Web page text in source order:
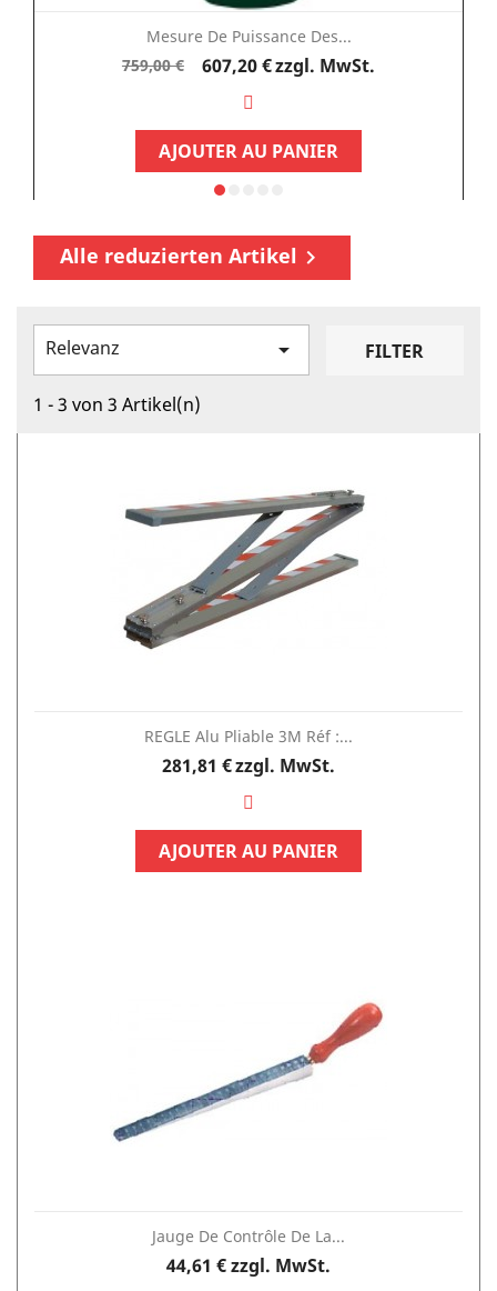
Mesure De Puissance Des...
Verkaufspreis
759,00 € Preis
607,20 €zzgl. MwSt.
AJOUTER AU PANIER
Alle reduzierten Artikel 
Relevanz  FILTER
1 - 3 von 3 Artikel(n)
REGLE Alu Pliable 3M Réf :...
Preis
281,81 €zzgl. MwSt.
AJOUTER AU PANIER
Jauge De Contrôle De La...
Preis
44,61 €zzgl. MwSt.